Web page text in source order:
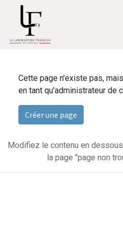
Cette page n'existe pas,
en tant qu'administrateur de
Créer une page
Modifiez le contenu en
la page "page non